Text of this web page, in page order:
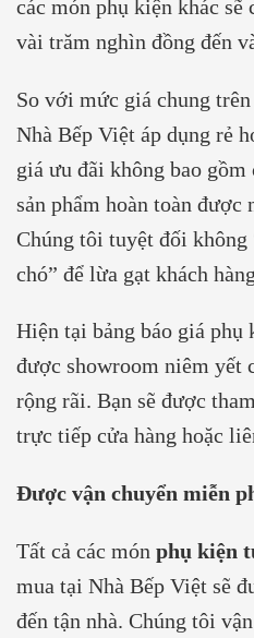
các món phụ kiện khác sẽ
vài trăm nghìn đồng đến
So với mức giá chung
Nhà Bếp Việt áp dụng rẻ
giá ưu đãi không bao
sản phẩm hoàn toàn được
Chúng tôi tuyệt đối không
chó” để lừa gạt khách
Hiện tại bảng báo giá phụ
được showroom niêm yết
rộng rãi. Bạn sẽ được
trực tiếp cửa hàng hoặc
Được vận chuyển miễn
Tất cả các món phụ kiện
mua tại Nhà Bếp Việt sẽ
đến tận nhà. Chúng tôi